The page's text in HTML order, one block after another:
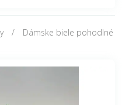
Dámske biele pohodlné